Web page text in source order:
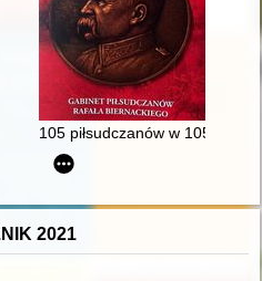
społeczno-kulturalnej i
105 piłsudczanów w 105-tą
naukowej "Poza. Historie kobiet
2021